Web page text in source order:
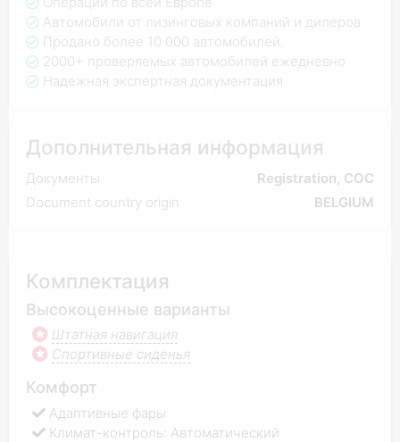
Автомобили от лизинговых компаний и дилеров
Продано более 10 000 автомобилей.
2000+ проверяемых автомобилей ежедневно
Надежная экспертная документация
Дополнительная информация
Документы
Registration, COC
Document country origin
BELGIUM
Комплектация
Высокоценные варианты
Штатная навигация
Спортивные сиденья
Комфорт
Адаптивные фары
Климат-контроль: Автоматический